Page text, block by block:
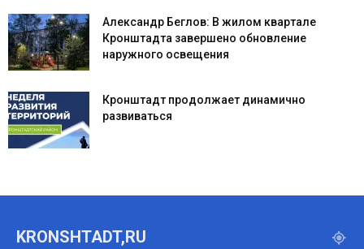
Александр Беглов: В жилом квартале
Кронштадта завершено обновление
наружного освещения
Кронштадт продолжает динамично
развиваться
KRONSHTADT,RU